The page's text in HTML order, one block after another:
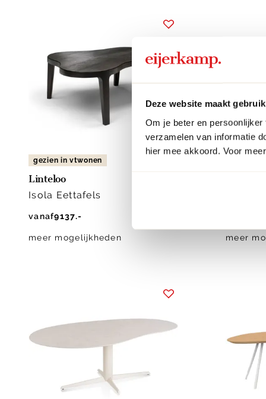
Deze website maakt
Om je beter en
verzamelen van informatie
hier mee akkoord. Voor
gezien in vtwonen
Linteloo
Isola Eettafels
vanaf9137.-
meer mogelijkheden meer